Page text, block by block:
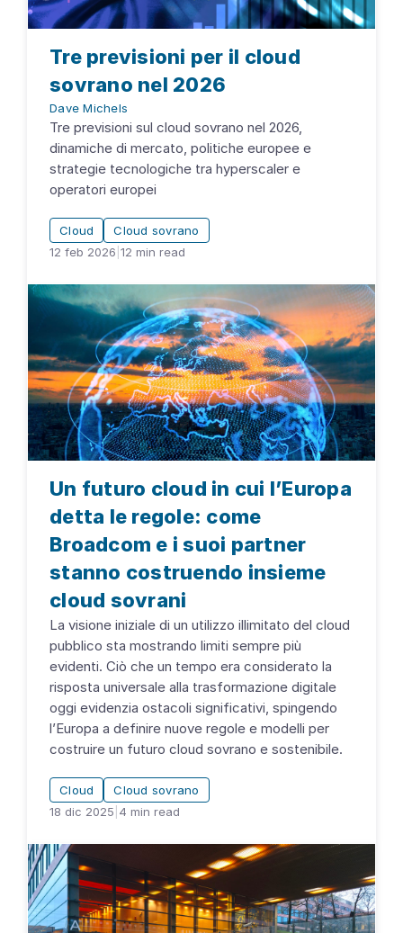
Tre previsioni per il cloud
sovrano nel 2026
Dave Michels
Tre previsioni sul cloud sovrano nel 2026,
dinamiche di mercato, politiche europee e
strategie tecnologiche tra hyperscaler e
operatori europei
Cloud
Cloud sovrano
12 feb 2026 12 min read
Un futuro cloud in cui l’Europa
detta le regole: come
Broadcom e i suoi partner
stanno costruendo insieme
cloud sovrani
La visione iniziale di un utilizzo illimitato del cloud
pubblico sta mostrando limiti sempre più
evidenti. Ciò che un tempo era considerato la
risposta universale alla trasformazione digitale
oggi evidenzia ostacoli significativi, spingendo
l’Europa a definire nuove regole e modelli per
costruire un futuro cloud sovrano e sostenibile.
Cloud
Cloud sovrano
18 dic 2025 4 min read